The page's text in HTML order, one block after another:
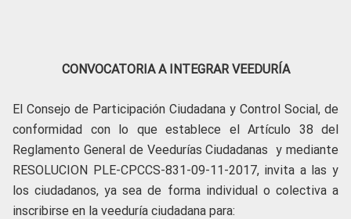
CONVOCATORIA A INTEGRAR VEEDURÍA
El Consejo de Participación Ciudadana y Control Social, de
conformidad con lo que establece el Artículo 38 del
Reglamento General de Veedurías Ciudadanas y mediante
RESOLUCION PLE-CPCCS-831-09-11-2017, invita a las y
los ciudadanos, ya sea de forma individual o colectiva a
inscribirse en la veeduría ciudadana para: